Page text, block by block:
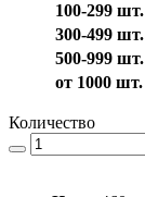
100-299 шт.
300-499 шт.
500-999 шт.
от 1000 шт.
Количество